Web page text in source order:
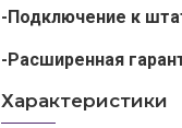
-Подключение к
-Расширенная
Характеристики